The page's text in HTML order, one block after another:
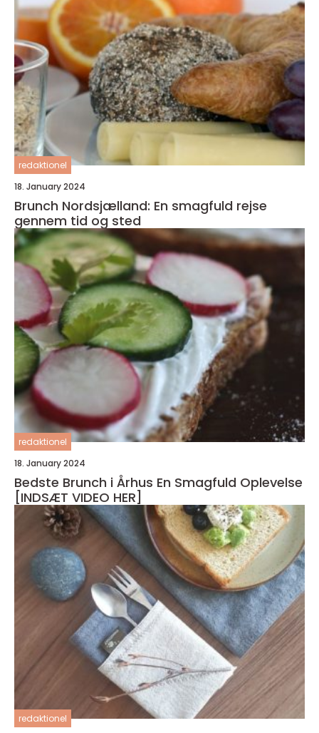
redaktionel
18. January 2024
Brunch Nordsjælland: En smagfuld rejse
gennem tid og sted
redaktionel
18. January 2024
Bedste Brunch i Århus En Smagfuld Oplevelse
[INDSÆT VIDEO HER]
redaktionel